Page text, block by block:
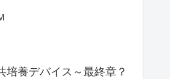
培養デバイス～最終章？